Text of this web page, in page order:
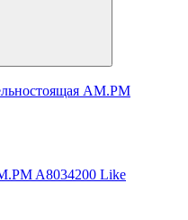
AM.PM